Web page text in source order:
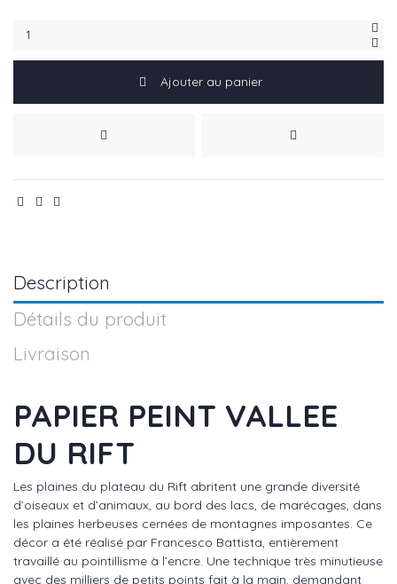
Ajouter au panier
Description
Détails du produit
Livraison
PAPIER PEINT VALLEE
DU RIFT
Les plaines du plateau du Rift abritent une grande diversité
d’oiseaux et d’animaux, au bord des lacs, de marécages, dans
les plaines herbeuses cernées de montagnes imposantes. Ce
décor a été réalisé par Francesco Battista, entièrement
travaillé au pointillisme à l’encre. Une technique très minutieuse
avec des milliers de petits points fait à la main, demandant